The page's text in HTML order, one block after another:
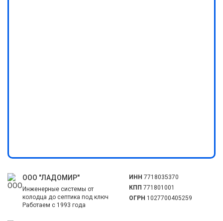
ООО "ЛАДОМИР"
Инженерные системы от
колодца до септика под ключ
Работаем с 1993 года
ИНН 7718035370
КПП 771801001
ОГРН 1027700405259